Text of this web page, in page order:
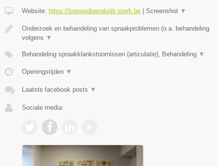
Website: https://logopediepraktijk-sterk.be Screenshot ▼
Onderzoek en behandeling van spraakproblemen (o.a. behandeling
volgens ▼
Behandeling spraakklankstoornissen (articulatie), Behandeling ▼
Openingstijden ▼
Laatste facebook posts ▼
Sociale media: